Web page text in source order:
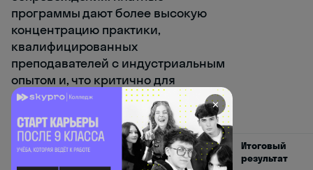
программы дают более высокую
концентрацию практики,
квалифицированных
преподавателей с индустриальным
опытом и, что критично для
абитуриента, реальный итоговый
проект и сертификат.
Формат Длительность
Нагрузка
в день
Итоговый
результат
✕